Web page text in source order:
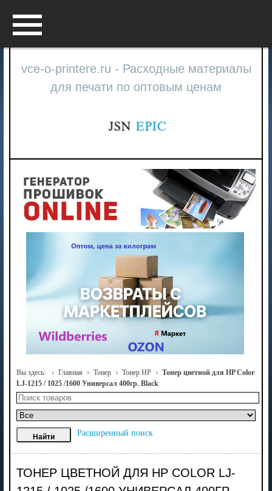
vce-o-printere.ru - Расходные материалы
для печати по оптовым ценам
Вы здесь: Главная Тонер Тонер HP
Тонер цветной для HP Color
LJ-1215 / 1025 /1600 Универсал 400гр. Black
Расширенный поиск
ТОНЕР ЦВЕТНОЙ ДЛЯ HP COLOR LJ-